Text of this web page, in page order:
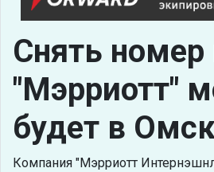
Снять номер
"Мэрриотт"
будет в
Компания "Мэрриотт